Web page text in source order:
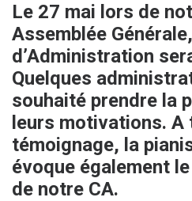
Le 27 mai lors de
Assemblée Générale,
d’Administration
Quelques
souhaité prendre la
leurs motivations.
témoignage, la
évoque également
de notre CA.